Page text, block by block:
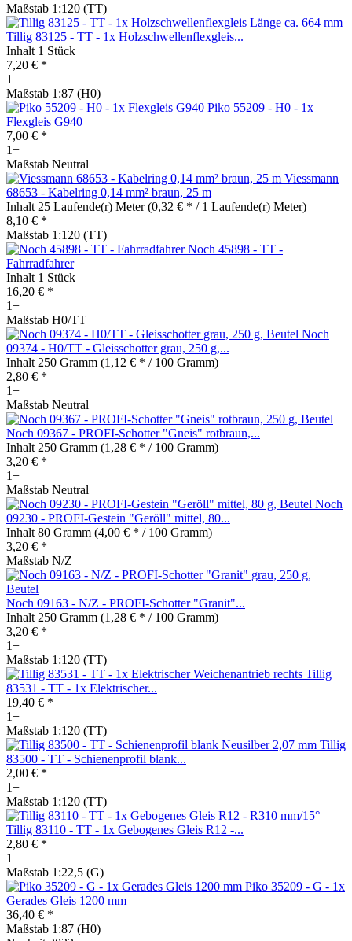
Maßstab 1:120 (TT)
Tillig 83125 - TT - 1x Holzschwellenflexgleis...
Inhalt 1 Stück
7,20 € *
1+
Maßstab 1:87 (H0)
Piko 55209 - H0 - 1x
Flexgleis G940
7,00 € *
1+
Maßstab Neutral
Viessmann
68653 - Kabelring 0,14 mm² braun, 25 m
Inhalt 25 Laufende(r) Meter(0,32 € * / 1 Laufende(r) Meter)
8,10 € *
Maßstab 1:120 (TT)
Noch 45898 - TT -
Fahrradfahrer
Inhalt 1 Stück
16,20 € *
1+
Maßstab H0/TT
Noch
09374 - H0/TT - Gleisschotter grau, 250 g,...
Inhalt 250 Gramm (1,12 € * / 100 Gramm)
2,80 € *
1+
Maßstab Neutral
Noch 09367 - PROFI-Schotter "Gneis" rotbraun,...
Inhalt 250 Gramm (1,28 € * / 100 Gramm)
3,20 € *
1+
Maßstab Neutral
Noch
09230 - PROFI-Gestein "Geröll" mittel, 80...
Inhalt 80 Gramm (4,00 € * / 100 Gramm)
3,20 € *
Maßstab N/Z
Noch 09163 - N/Z - PROFI-Schotter "Granit"...
Inhalt 250 Gramm (1,28 € * / 100 Gramm)
3,20 € *
1+
Maßstab 1:120 (TT)
Tillig
83531 - TT - 1x Elektrischer...
19,40 € *
1+
Maßstab 1:120 (TT)
Tillig
83500 - TT - Schienenprofil blank...
2,00 € *
1+
Maßstab 1:120 (TT)
Tillig 83110 - TT - 1x Gebogenes Gleis R12 -...
2,80 € *
1+
Maßstab 1:22,5 (G)
Piko 35209 - G - 1x
Gerades Gleis 1200 mm
36,40 € *
Maßstab 1:87 (H0)